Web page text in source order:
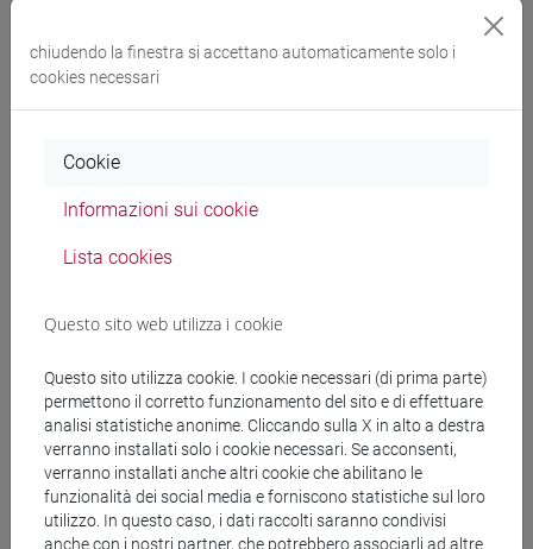
La ricerca è social
Progetti di ricerca: quando la comunicazione fa la
e culturale
Train the Scientist!
Communicating your science
Rassicurare o allarmare? Il ruolo del linguaggio nella
comunicazione del rischio ambientale
chiudendo la finestra si accettano automaticamente solo i
cookies necessari
Cookie
Informazioni sui cookie
Lista cookies
Questo sito web utilizza i cookie
Questo sito utilizza cookie. I cookie necessari (di prima parte)
permettono il corretto funzionamento del sito e di effettuare
analisi statistiche anonime. Cliccando sulla X in alto a destra
verranno installati solo i cookie necessari. Se acconsenti,
verranno installati anche altri cookie che abilitano le
funzionalità dei social media e forniscono statistiche sul loro
utilizzo. In questo caso, i dati raccolti saranno condivisi
anche con i nostri partner, che potrebbero associarli ad altre